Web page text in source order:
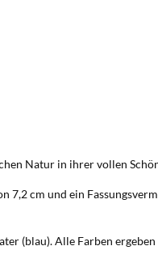
Natur in ihrer vollen
7,2 cm und ein
(blau). Alle Farben